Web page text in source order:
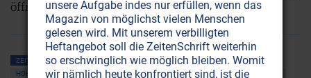
öffnen.Weiterlesen...
ZEITENSCHRIFT NR. 1, S.26
ALTERNATIVE 3 • MARS • MOND
HOHLE PLANETEN • HOHLE ERDE
MOND UFOS HOHLE ERDE • PLANETEN
unsere Aufgabe indes nur erfüllen, wenn das
Magazin von möglichst vielen Menschen
gelesen wird. Mit unserem verbilligten
Heftangebot soll die ZeitenSchrift weiterhin
so erschwinglich wie möglich bleiben. Womit
wir nämlich heute konfrontiert sind, ist die